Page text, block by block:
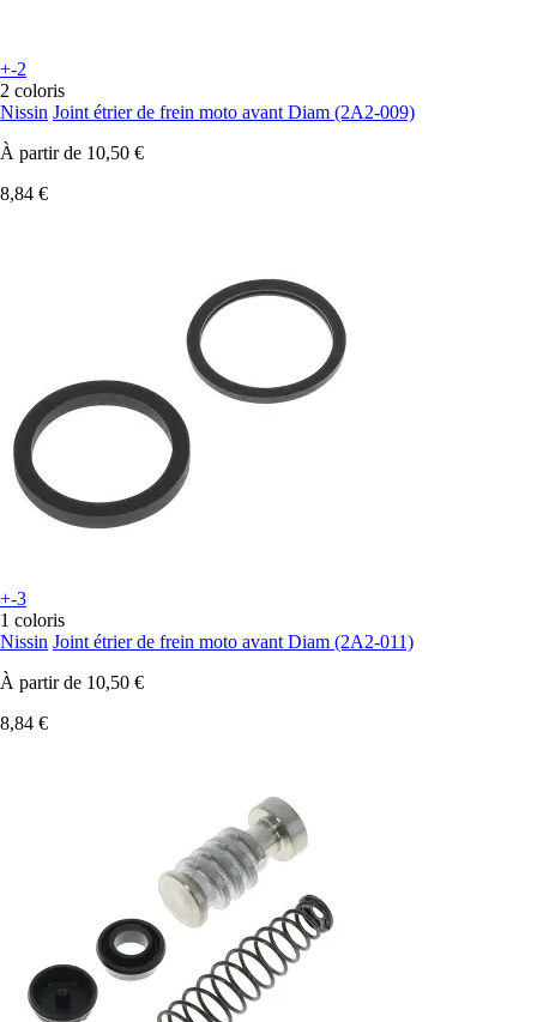
+-2
2 coloris
Nissin Joint étrier de frein moto avant Diam (2A2-009)
À partir de 10,50 €
8,84 €
+-3
1 coloris
Nissin Joint étrier de frein moto avant Diam (2A2-011)
À partir de 10,50 €
8,84 €